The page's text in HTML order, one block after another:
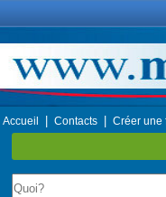
Accueil Contacts Créer une